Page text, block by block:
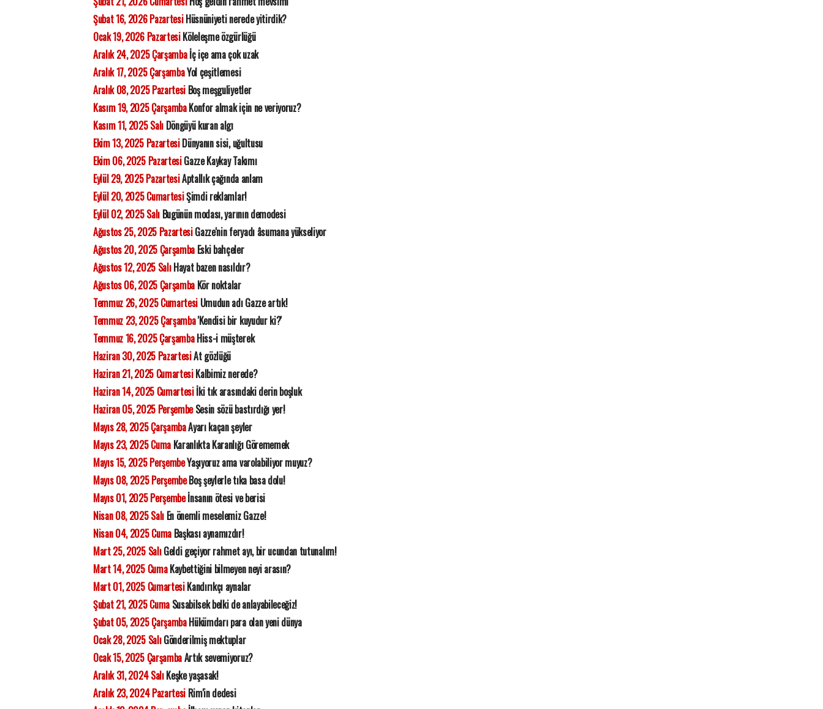
Şubat 16, 2026 PazartesiHüsnüniyeti nerede yitirdik?
Ocak 19, 2026 PazartesiKöleleşme özgürlüğü
Aralık 24, 2025 Çarşambaİç içe ama çok uzak
Aralık 17, 2025 ÇarşambaYol çeşitlemesi
Aralık 08, 2025 Pazartesi Boş meşguliyetler
Kasım 19, 2025 ÇarşambaKonfor almak için ne veriyoruz?
Kasım 11, 2025 SalıDöngüyü kuran algı
Ekim 13, 2025 PazartesiDünyanın sisi, uğultusu
Ekim 06, 2025 PazartesiGazze Kaykay Takımı
Eylül 29, 2025 PazartesiAptallık çağında anlam
Eylül 20, 2025 CumartesiŞimdi reklamlar!
Eylül 02, 2025 SalıBugünün modası, yarının demodesi
Ağustos 25, 2025 PazartesiGazze'nin feryadı âsumana yükseliyor
Ağustos 20, 2025 Çarşamba Eski bahçeler
Ağustos 12, 2025 SalıHayat bazen nasıldır?
Ağustos 06, 2025 Çarşamba Kör noktalar
Temmuz 26, 2025 Cumartesi Umudun adı Gazze artık!
Temmuz 23, 2025 Çarşamba'Kendisi bir kuyudur ki?'
Temmuz 16, 2025 ÇarşambaHiss-i müşterek
Haziran 30, 2025 PazartesiAt gözlüğü
Haziran 21, 2025 CumartesiKalbimiz nerede?
Haziran 14, 2025 Cumartesiİki tık arasındaki derin boşluk
Haziran 05, 2025 PerşembeSesin sözü bastırdığı yer!
Mayıs 28, 2025 ÇarşambaAyarı kaçan şeyler
Mayıs 23, 2025 CumaKaranlıkta Karanlığı Görememek
Mayıs 15, 2025 PerşembeYaşıyoruz ama varolabiliyor muyuz?
Mayıs 08, 2025 PerşembeBoş şeylerle tıka basa dolu!
Mayıs 01, 2025 Perşembeİnsanın ötesi ve berisi
Nisan 08, 2025 SalıEn önemli meselemiz Gazze!
Nisan 04, 2025 CumaBaşkası aynamızdır!
Mart 25, 2025 SalıGeldi geçiyor rahmet ayı, bir ucundan tutunalım!
Mart 14, 2025 CumaKaybettiğini bilmeyen neyi arasın?
Mart 01, 2025 CumartesiKandırıkçı aynalar
Şubat 21, 2025 CumaSusabilsek belki de anlayabileceğiz!
Şubat 05, 2025 ÇarşambaHükümdarı para olan yeni dünya
Ocak 28, 2025 SalıGönderilmiş mektuplar
Ocak 15, 2025 ÇarşambaArtık sevemiyoruz?
Aralık 31, 2024 SalıKeşke yaşasak!
Aralık 23, 2024 Pazartesi Rim'in dedesi